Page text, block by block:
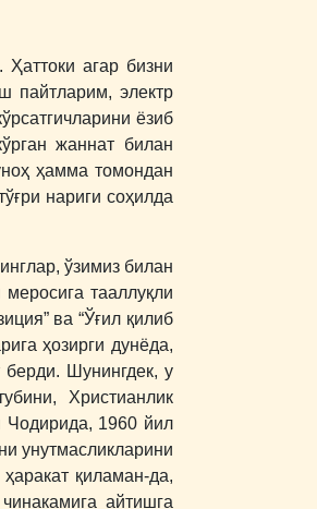
Ҳаттоки агар бизни
пайтларим, электр
ёзиб
жаннат билан
ҳамма томондан
нариги соҳилда
ўзимиз билан
тааллуқли
ва “Ўғил қилиб
ҳозирги дунёда,
берди. Шунингдек, у
Христианлик
Чодирида, 1960 йил
унутмасликларини
қиламан-да,
айтишга